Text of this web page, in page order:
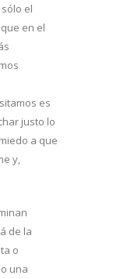
el
en el
es
justo lo
a que
y,
de la
o
una